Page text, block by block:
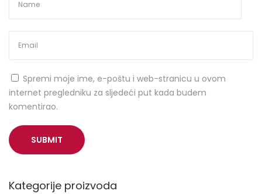
č
a
l
u
V
l
Spremi moje ime, e-poštu i web-stranicu u ovom
internet pregledniku za sljedeći put kada budem
komentirao.
Kategorije proizvoda